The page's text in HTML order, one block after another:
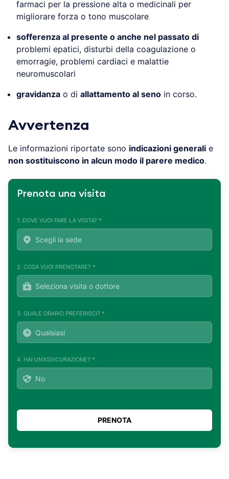
farmaci per la pressione alta o medicinali per
migliorare forza o tono muscolare
sofferenza al presente o anche nel passato di
problemi epatici, disturbi della coagulazione o
emorragie, problemi cardiaci e malattie
neuromuscolari
gravidanza o di allattamento al seno in corso.
Avvertenza
Le informazioni riportate sono indicazioni generali e
non sostituiscono in alcun modo il parere medico.
Prenota una visita
1. DOVE VUOI FARE LA VISITA? *
2. COSA VUOI PRENOTARE? *
3. QUALE ORARIO PREFERISCI? *
4. HAI UN'ASSICURAZIONE? *